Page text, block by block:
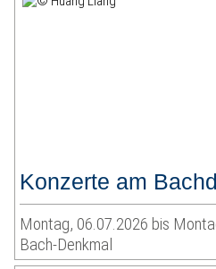
Konzerte am
Montag, 06.07.2026 bis
Bach-Denkmal